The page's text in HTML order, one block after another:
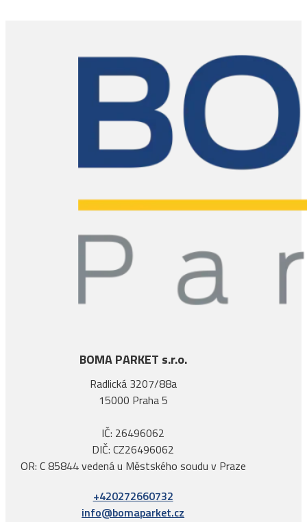
BOMA PARKET s.r.o.
Radlická 3207/88a
15000 Praha 5
IČ: 26496062
DIČ: CZ26496062
OR: C 85844 vedená u Městského soudu v Praze
+420272660732
info@bomaparket.cz